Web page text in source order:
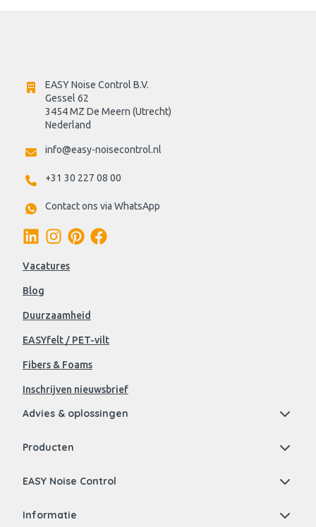
EASY Noise Control B.V.
Gessel 62
3454 MZ De Meern (Utrecht)
Nederland
info@easy-noisecontrol.nl
+31 30 227 08 00
Contact ons via WhatsApp
Vacatures
Blog
Duurzaamheid
EASYfelt / PET-vilt
Fibers & Foams
Inschrijven nieuwsbrief
Advies & oplossingen
Producten
EASY Noise Control
Informatie